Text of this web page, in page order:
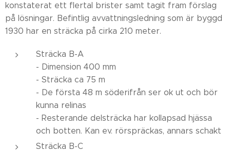
konstaterat ett flertal brister samt tagit fram förslag
på lösningar. Befintlig avvattningsledning som är byggd
1930 har en sträcka på cirka 210 meter.
Sträcka B-A
- Dimension 400 mm
- Sträcka ca 75 m
- De första 48 m söderifrån ser ok ut och bör
kunna relinas
- Resterande delsträcka har kollapsad hjässa
och botten. Kan ev. rörspräckas, annars schakt
Sträcka B-C